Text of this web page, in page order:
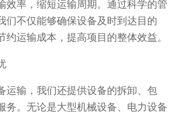
效率，缩短运输周期。通过科学的管
们不仅能够确保设备及时到达目的
约运输成本，提高项目的整体效益。
运输，我们还提供设备的拆卸、包
务。无论是大型机械设备、电力设备